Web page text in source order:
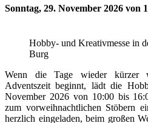
Sonntag, 29. November 2026 von
Hobby- und Kreativmesse in
Burg
Wenn die Tage wieder kürzer
Adventszeit beginnt, lädt die
November 2026 von 10:00 bis
zum vorweihnachtlichen Stöbern
herzlich eingeladen, beim großen